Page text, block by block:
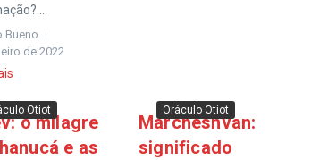
Bueno
de 2022
Otiot
o milagre
e as
Oráculo Otiot
Marcheshvan:
significado